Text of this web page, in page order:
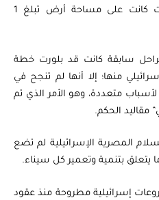
حول طابا التي استمرت سنوات كانت على مساحة أرض تبلغ 1
سابقة كانت قد بلورت خطة
منها؛ إلا أنها لم تنجح في
متعددة، وهو الأمر الذي تم
الحكم.
المصرية الإسرائيلية لم تضع
بتنمية وتعمير كل سيناء.
إسرائيلية مطروحة منذ عقود